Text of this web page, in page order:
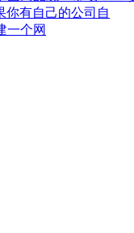
你有自己的公司自
一个网